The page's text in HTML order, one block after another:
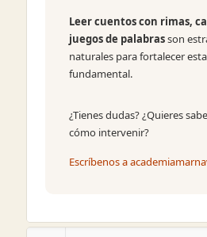
Leer cuentos con rimas,
juegos de palabrasson
naturales para fortalecer
fundamental.
¿Tienes dudas? ¿Quieres
cómo intervenir?
Escríbenos a